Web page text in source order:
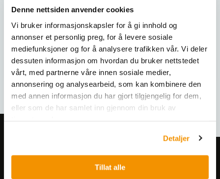
Denne nettsiden anvender cookies
Vi bruker informasjonskapsler for å gi innhold og
annonser et personlig preg, for å levere sosiale
mediefunksjoner og for å analysere trafikken vår. Vi deler
dessuten informasjon om hvordan du bruker nettstedet
vårt, med partnerne våre innen sosiale medier,
annonsering og analysearbeid, som kan kombinere den
med annen informasjon du har gjort tilgjengelig for dem,
eller som de har samlet inn gjennom din bruk av
Detaljer
Tillat alle
Varianter
Meld deg på vårt nyhetsbrev!
Få informasjon om produkter,